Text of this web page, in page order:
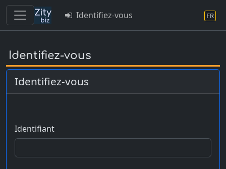
main
content
Identifiez-vous FR
Identifiez-vous
Identifiez-vous
Identifiant